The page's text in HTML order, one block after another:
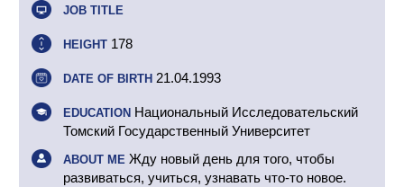
JOB TITLE
HEIGHT 178
DATE OF BIRTH 21.04.1993
EDUCATION Национальный Исследовательский
Томский Государственный Университет
ABOUT ME Жду новый день для того, чтобы
развиваться, учиться, узнавать что-то новое.